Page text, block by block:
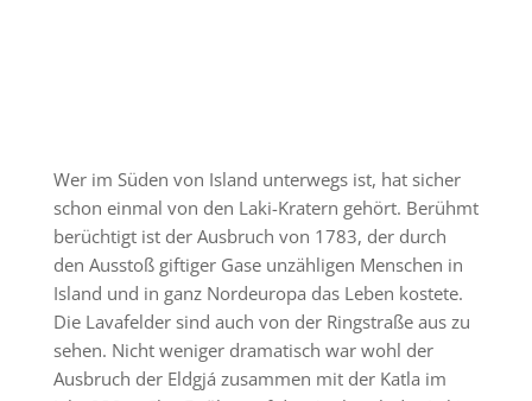
Wer im Süden von Island unterwegs ist, hat sicher
schon einmal von den Laki-Kratern gehört. Berühmt
berüchtigt ist der Ausbruch von 1783, der durch
den Ausstoß giftiger Gase unzähligen Menschen in
Island und in ganz Nordeuropa das Leben kostete.
Die Lavafelder sind auch von der Ringstraße aus zu
sehen. Nicht weniger dramatisch war wohl der
Ausbruch der Eldgjá zusammen mit der Katla im